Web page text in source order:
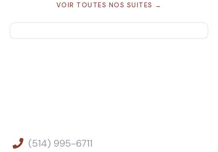
VOIR TOUTES NOS SUITES →
(514) 995-6711